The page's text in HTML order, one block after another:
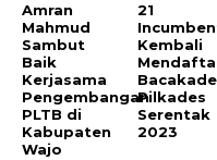
Amran
Mahmud
Sambut
Baik
Kerjasama
Pengembangan
PLTB di
Kabupaten
Wajo
21
Kembali
Pilkades
Serentak
2023